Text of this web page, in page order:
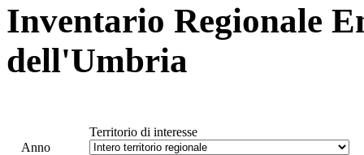
Inventario Regionale
dell'Umbria
Anno
Territorio di interesse